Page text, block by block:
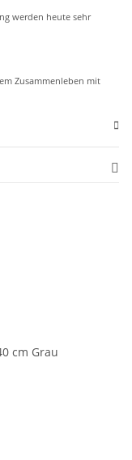
werden heute sehr
Zusammenleben mit